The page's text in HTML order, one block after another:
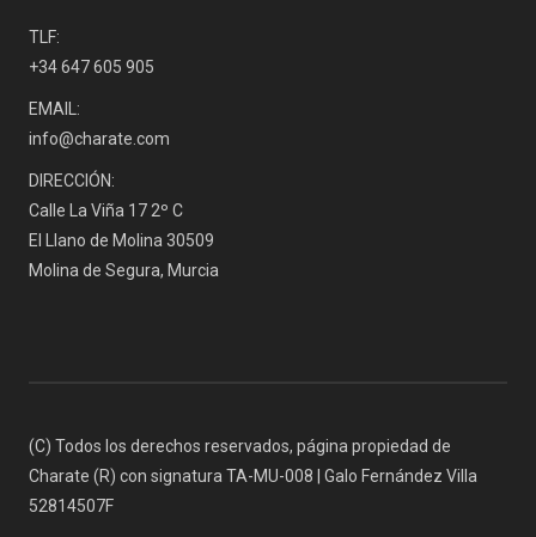
TLF:
+34 647 605 905
EMAIL:
info@charate.com
DIRECCIÓN:
Calle La Viña 17 2º C
El Llano de Molina 30509
Molina de Segura, Murcia
(C) Todos los derechos reservados, página propiedad de
Charate (R) con signatura TA-MU-008 | Galo Fernández Villa
52814507F